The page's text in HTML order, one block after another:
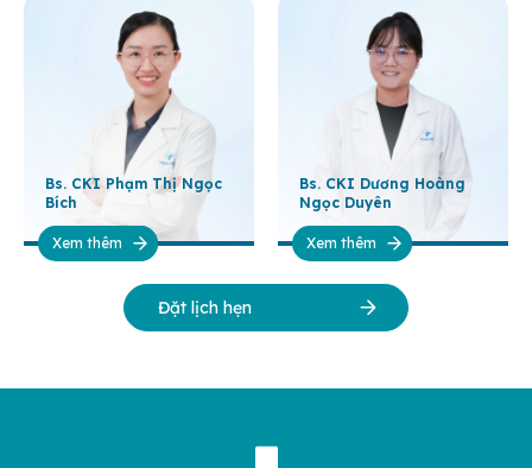
Bs. CKI Phạm Thị Ngọc
Bích
Xem thêm
Bs. CKI Dương Hoàng
Ngọc Duyên
Xem thêm
Đặt lịch hẹn